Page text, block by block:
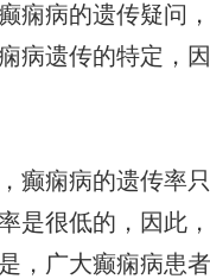
痫病的遗传疑问
病遗传的特定，
癫痫病的遗传率
是很低的，因此
，广大癫痫病患